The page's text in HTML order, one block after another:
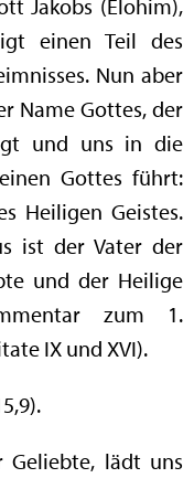
Jakobs (Elohim),
einen Teil des
Nun aber
Name Gottes, der
und uns in die
Gottes führt:
Heiligen Geistes.
ist der Vater der
und der Heilige
zum 1.
IX und XVI).
Geliebte, lädt uns